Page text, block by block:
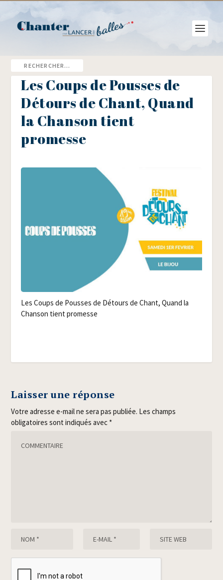
Les Coups de Pousses de
Détours de Chant, Quand
la Chanson tient
promesse
Les Coups de Pousses de Détours de Chant, Quand la
Chan­son tient promesse
Laisser une réponse
Votre adresse e-mail ne sera pas publiée. Les champs
obligatoires sont indiqués avec *